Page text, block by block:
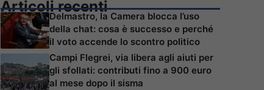
Articoli recenti
Delmastro, la Camera blocca l’uso
della chat: cosa è successo e perché
il voto accende lo scontro politico
Campi Flegrei, via libera agli aiuti per
gli sfollati: contributi fino a 900 euro
al mese dopo il sisma